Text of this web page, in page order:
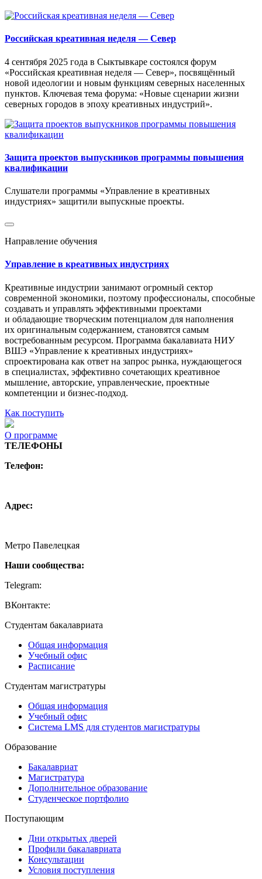
Российская креативная неделя — Север
4 сентября 2025 года в Сыктывкаре состоялся форум
«Российская креативная неделя — Север», посвящённый
новой идеологии и новым функциям северных населенных
пунктов. Ключевая тема форума: «Новые сценарии жизни
северных городов в эпоху креативных индустрий».
Защита проектов выпускников программы повышения
квалификации
Слушатели программы «Управление в креативных
индустриях» защитили выпускные проекты.
Направление обучения
Управление в креативных индустриях
Креативные индустрии занимают огромный сектор
современной экономики, поэтому профессионалы, способные
создавать и управлять эффективными проектами
и обладающие творческим потенциалом для наполнения
их оригинальным содержанием, становятся самым
востребованным ресурсом. Программа бакалавиата НИУ
ВШЭ «Управление к креативных индустриях»
спроектирована как ответ на запрос рынка, нуждающегося
в специалистах, эффективно сочетающих креативное
мышление, авторские, управленческие, проектные
компетенции и бизнес-подход.
Как поступить
О программе
ТЕЛЕФОНЫ
Телефон:
Адрес:
Метро Павелецкая
Наши сообщества:
Telegram:
ВКонтакте:
Студентам бакалавриата
Общая информация
Учебный офис
Расписание
Студентам магистратуры
Общая информация
Учебный офис
Система LMS для студентов магистратуры
Образование
Бакалавриат
Магистратура
Дополнительное образование
Студенческое портфолио
Поступающим
Дни открытых дверей
Профили бакалавриата
Консультации
Условия поступления